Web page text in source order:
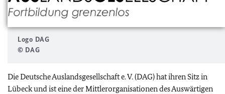
Logo DAG
© DAG
Die Deutsche Auslandsgesellschaft e. V. (DAG) hat ihren Sitz in
Lübeck und ist eine der Mittlerorganisationen des Auswärtigen